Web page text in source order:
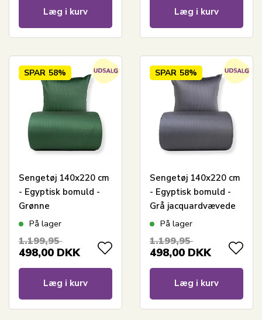
Læg i kurv Læg i kurv
SPAR 58%
Sengetøj 140x220 cm
- Egyptisk bomuld -
Grønne
jacquardvævede
På lager
1.199,95
498,00 DKK
Læg i kurv
SPAR 58%
Sengetøj 140x220 cm
- Egyptisk bomuld -
Grå jacquardvævede
striber
På lager
1.199,95
498,00 DKK
Læg i kurv